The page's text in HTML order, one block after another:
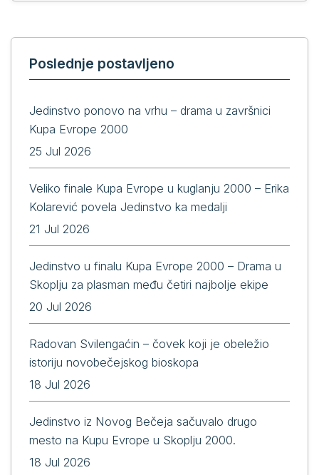
Poslednje postavljeno
Jedinstvo ponovo na vrhu – drama u završnici
Kupa Evrope 2000
25 Jul 2026
Veliko finale Kupa Evrope u kuglanju 2000 – Erika
Kolarević povela Jedinstvo ka medalji
21 Jul 2026
Jedinstvo u finalu Kupa Evrope 2000 – Drama u
Skoplju za plasman među četiri najbolje ekipe
20 Jul 2026
Radovan Svilengaćin – čovek koji je obeležio
istoriju novobečejskog bioskopa
18 Jul 2026
Jedinstvo iz Novog Bečeja sačuvalo drugo
mesto na Kupu Evrope u Skoplju 2000.
18 Jul 2026